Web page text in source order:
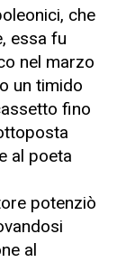
che
essa fu
nel marzo
un timido
fino
al poeta
potenziò
al